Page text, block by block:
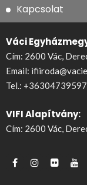
Kapcsolat
Váci
Cím: 2600 Vác,
Email:
Tel.: +36304739597
VIFI Alapítvány:
Cím: 2600 Vác,